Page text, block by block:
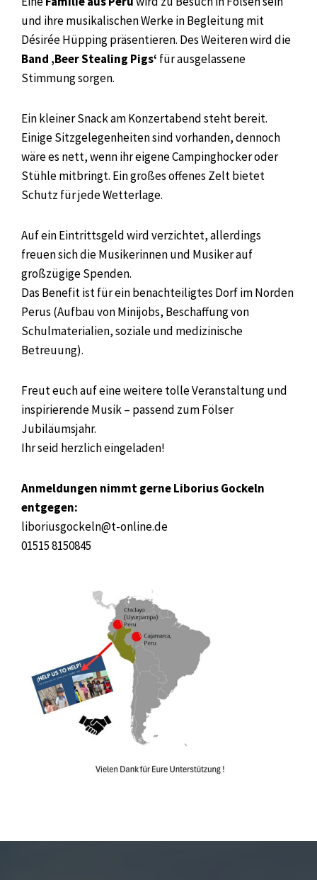
und ihre musikalischen Werke in Begleitung mit
Désirée Hüpping präsentieren. Des Weiteren wird die
Band ‚Beer Stealing Pigs‘ für ausgelassene
Stimmung sorgen.
Ein kleiner Snack am Konzertabend steht bereit.
Einige Sitzgelegenheiten sind vorhanden, dennoch
wäre es nett, wenn ihr eigene Campinghocker oder
Stühle mitbringt. Ein großes offenes Zelt bietet
Schutz für jede Wetterlage.
Auf ein Eintrittsgeld wird verzichtet, allerdings
freuen sich die Musikerinnen und Musiker auf
großzügige Spenden.
Das Benefit ist für ein benachteiligtes Dorf im Norden
Perus (Aufbau von Minijobs, Beschaffung von
Schulmaterialien, soziale und medizinische
Betreuung).
Freut euch auf eine weitere tolle Veranstaltung und
inspirierende Musik – passend zum Fölser
Jubiläumsjahr.
Ihr seid herzlich eingeladen!
Anmeldungen nimmt gerne Liborius Gockeln
entgegen:
liboriusgockeln@t-online.de
01515 8150845